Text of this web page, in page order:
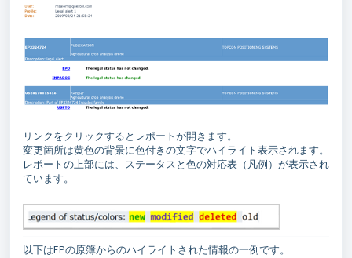
リンクをクリックするとレポートが開きます。
変更箇所は黄色の背景に色付きの文字でハイライト表示されます。
レポートの上部には、ステータスと色の対応表（凡例）が表示され
ています。
以下はEPの原簿からのハイライトされた情報の一例です。